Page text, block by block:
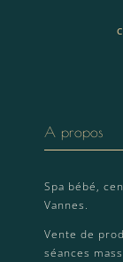
A propos
Spa bébé,
Vannes.
Vente de
séances